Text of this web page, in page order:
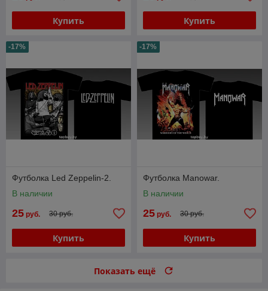
Купить Купить
-17%
Футболка Led Zeppelin-2.
В наличии
25 руб. 30 руб.
Купить
-17%
Футболка Manowar.
В наличии
25 руб. 30 руб.
Купить
Показать ещё